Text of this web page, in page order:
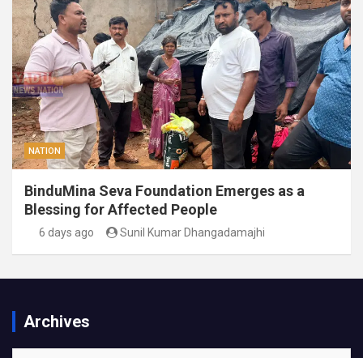
NATION
BinduMina Seva Foundation Emerges as a
Blessing for Affected People
6 days ago Sunil Kumar Dhangadamajhi
Archives